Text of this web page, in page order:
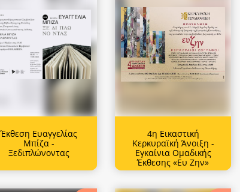
Έκθεση Ευαγγελίας
Μπίζα -
Ξεδιπλώνοντας
4η Εικαστική
Κερκυραϊκή Άνοιξη -
Εγκαίνια Ομαδικής
Έκθεσης «Ευ Ζην»